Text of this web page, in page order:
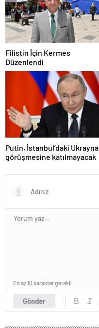
Filistin İçin Kermes
Düzenlendi
Putin, İstanbul’daki Ukrayna
görüşmesine katılmayacak
Gönder
En az 10 karakter gerekli